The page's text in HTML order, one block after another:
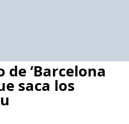
‘Barcelona
saca los